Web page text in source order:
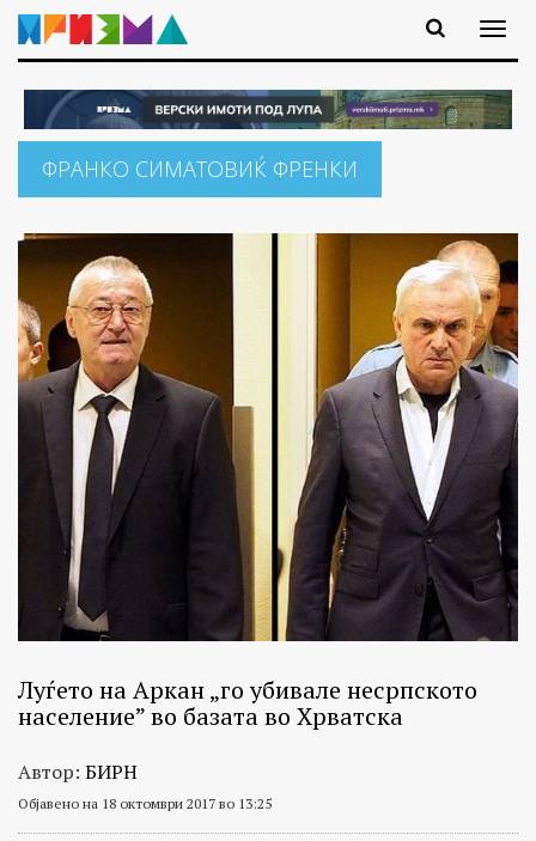
ФРАНКО СИМАТОВИЌ ФРЕНКИ
Луѓето на Аркан „го убивале несрпското
население” во базата во Хрватска
Автор: БИРН
Објавено на 18 октомври 2017 во 13:25